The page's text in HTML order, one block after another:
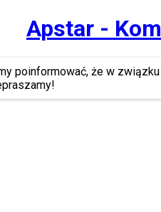
Apstar -
poinformować, że w